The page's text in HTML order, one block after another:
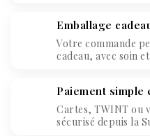
Emballage
Votre commande
cadeau, avec soin
Paiement simple
Cartes, TWINT ou
sécurisé depuis la